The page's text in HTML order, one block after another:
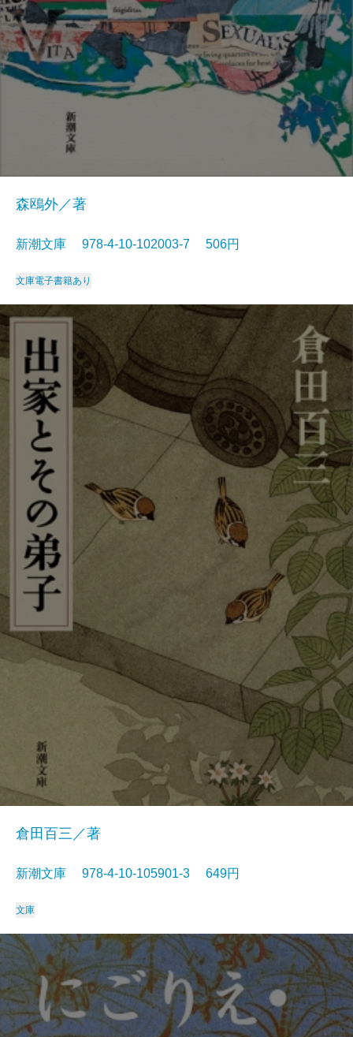
森鴎外／著
新潮文庫 978-4-10-102003-7 506円
文庫電子書籍あり
倉田百三／著
新潮文庫 978-4-10-105901-3 649円
文庫